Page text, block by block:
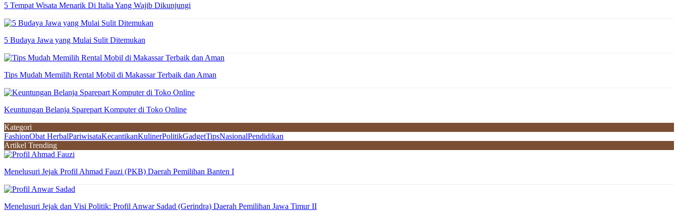
5 Tempat Wisata Menarik Di Italia Yang Wajib Dikunjungi
5 Budaya Jawa yang Mulai Sulit Ditemukan
Tips Mudah Memilih Rental Mobil di Makassar Terbaik dan Aman
Keuntungan Belanja Sparepart Komputer di Toko Online
Kategori
FashionObat HerbalPariwisataKecantikanKulinerPolitikGadgetTipsNasionalPendidikan
Artikel Trending
Menelusuri Jejak Profil Ahmad Fauzi (PKB) Daerah Pemilihan Banten I
Menelusuri Jejak dan Visi Politik: Profil Anwar Sadad (Gerindra) Daerah Pemilihan Jawa Timur II